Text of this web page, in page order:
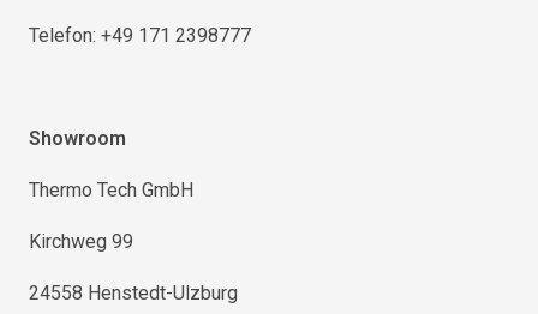
Telefon: +49 171 2398777
Showroom
Thermo Tech GmbH
Kirchweg 99
24558 Henstedt-Ulzburg